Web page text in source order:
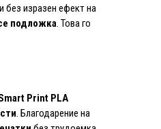
без изразен ефект на
подложка . Това го
Print PLA
. Благодарение на